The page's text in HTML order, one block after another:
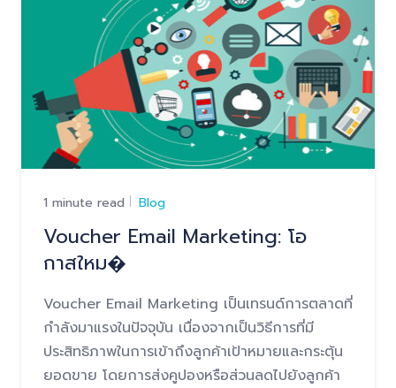
1 minute read Blog
Voucher Email Marketing: โอ
กาสใหม�
Voucher Email Marketing เป็นเทรนด์การตลาดที่
กำลังมาแรงในปัจจุบัน เนื่องจากเป็นวิธีการที่มี
ประสิทธิภาพในการเข้าถึงลูกค้าเป้าหมายและกระตุ้น
ยอดขาย โดยการส่งคูปองหรือส่วนลดไปยังลูกค้า